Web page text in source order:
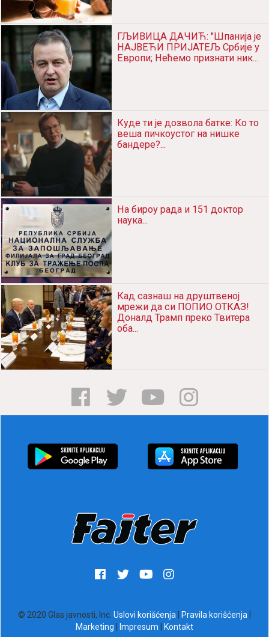
ГЉИВИЦА ДАЧИЋ: "Шпанија је
НАЈВЕЋИ ПРИЈАТЕЉ Србије у
Европи; Нећемо признати ник...
Куде ти је дозвола батке: Ко то
веша пичкоустог на нишке
бандере?...
На бироу рада и 151 доктор
наука...
Кад сазнаш на друштвеној
мрежи да си ПОПИО ОТКАЗ!
Доналд Трамп преко Твитера
оба...
© 2020 Glas javnosti, Inc. Uslovi korišćenja Pravila korišćenja
Marketing
Impresum Kontakt